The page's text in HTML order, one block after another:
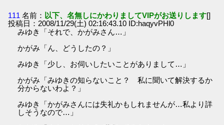
111 名前： 以下、名無しにかわりましてVIPがお送りします[]
投稿日：2008/11/29(土) 02:16:43.10 ID:haqyvPHl0
みゆき「それで、かがみさん…」
かがみ「ん、どうしたの？」
みゆき「少し、お伺いしたいことがありまして…」
かがみ「みゆきの知らないこと？ 私に聞いて解決するか
分からないわよ？」
みゆき「かがみさんには失礼かもしれませんが…私より詳
しそうなので…」